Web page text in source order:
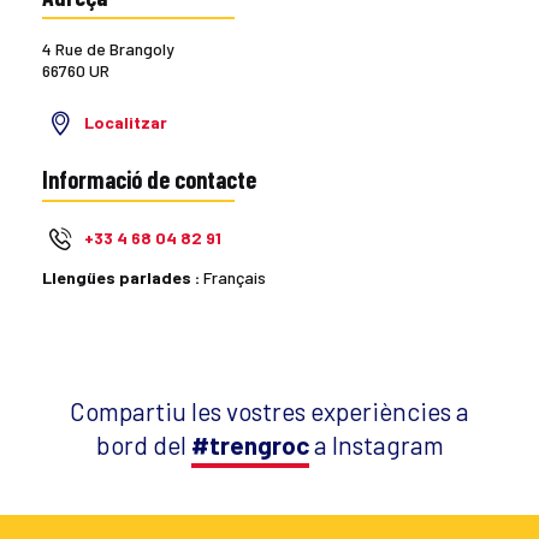
4 Rue de Brangoly
66760 UR
Localitzar
Informació de contacte
+33 4 68 04 82 91
Llengües parlades : Français
Compartiu les vostres experiències a
bord del #trengroca Instagram